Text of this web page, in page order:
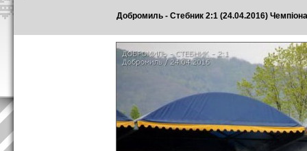
Добромиль - Стебник 2:1 (24.04.2016)